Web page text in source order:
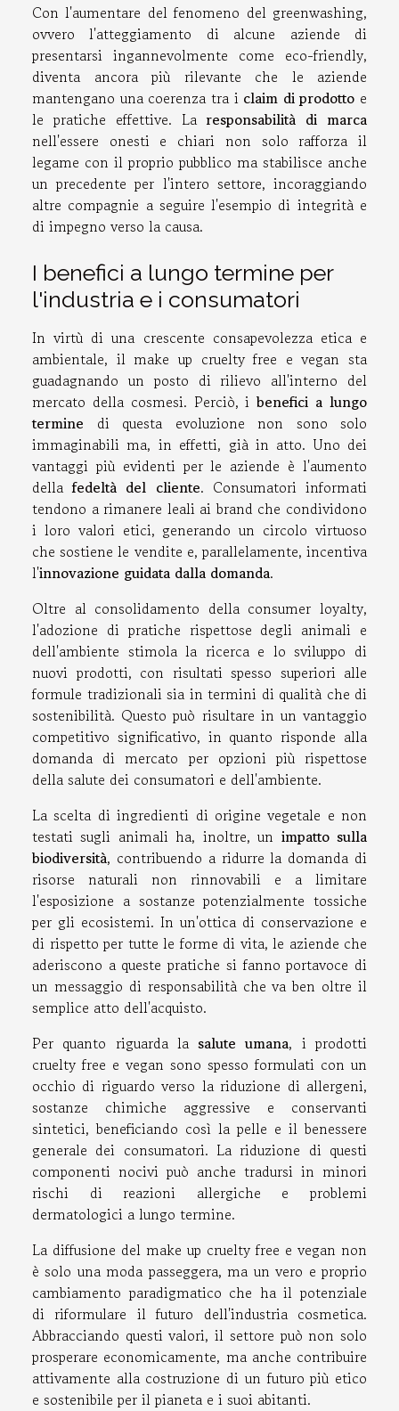
Con l'aumentare del fenomeno del greenwashing,
ovvero l'atteggiamento di alcune aziende di
presentarsi ingannevolmente come eco-friendly,
diventa ancora più rilevante che le aziende
mantengano una coerenza tra i claim di prodotto e
le pratiche effettive. La responsabilità di marca
nell'essere onesti e chiari non solo rafforza il
legame con il proprio pubblico ma stabilisce anche
un precedente per l'intero settore, incoraggiando
altre compagnie a seguire l'esempio di integrità e
di impegno verso la causa.
I benefici a lungo termine per
l'industria e i consumatori
In virtù di una crescente consapevolezza etica e
ambientale, il make up cruelty free e vegan sta
guadagnando un posto di rilievo all'interno del
mercato della cosmesi. Perciò, ibenefici a lungo
termine di questa evoluzione non sono solo
immaginabili ma, in effetti, già in atto. Uno dei
vantaggi più evidenti per le aziende è l'aumento
dellafedeltà del cliente. Consumatori informati
tendono a rimanere leali ai brand che condividono
i loro valori etici, generando un circolo virtuoso
che sostiene le vendite e, parallelamente, incentiva
l'innovazione guidata dalla domanda.
Oltre al consolidamento della consumer loyalty,
l'adozione di pratiche rispettose degli animali e
dell'ambiente stimola la ricerca e lo sviluppo di
nuovi prodotti, con risultati spesso superiori alle
formule tradizionali sia in termini di qualità che di
sostenibilità. Questo può risultare in un vantaggio
competitivo significativo, in quanto risponde alla
domanda di mercato per opzioni più rispettose
della salute dei consumatori e dell'ambiente.
La scelta di ingredienti di origine vegetale e non
testati sugli animali ha, inoltre, un impatto sulla
biodiversità, contribuendo a ridurre la domanda di
risorse naturali non rinnovabili e a limitare
l'esposizione a sostanze potenzialmente tossiche
per gli ecosistemi. In un'ottica di conservazione e
di rispetto per tutte le forme di vita, le aziende che
aderiscono a queste pratiche si fanno portavoce di
un messaggio di responsabilità che va ben oltre il
semplice atto dell'acquisto.
Per quanto riguarda lasalute umana, i prodotti
cruelty free e vegan sono spesso formulati con un
occhio di riguardo verso la riduzione di allergeni,
sostanze chimiche aggressive e conservanti
sintetici, beneficiando così la pelle e il benessere
generale dei consumatori. La riduzione di questi
componenti nocivi può anche tradursi in minori
rischi di reazioni allergiche e problemi
dermatologici a lungo termine.
La diffusione del make up cruelty free e vegan non
è solo una moda passeggera, ma un vero e proprio
cambiamento paradigmatico che ha il potenziale
di riformulare il futuro dell'industria cosmetica.
Abbracciando questi valori, il settore può non solo
prosperare economicamente, ma anche contribuire
attivamente alla costruzione di un futuro più etico
e sostenibile per il pianeta e i suoi abitanti.